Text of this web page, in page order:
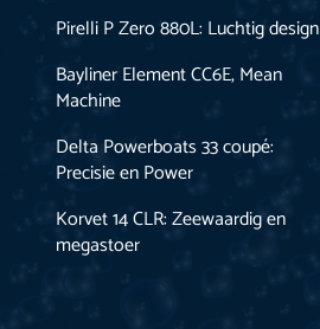
Pirelli P Zero 880L: Luchtig design
Bayliner Element CC6E, Mean
Machine
Delta Powerboats 33 coupé:
Precisie en Power
Korvet 14 CLR: Zeewaardig en
megastoer